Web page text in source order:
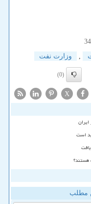
, وزارت نفت
(0)
X
است
مطلب